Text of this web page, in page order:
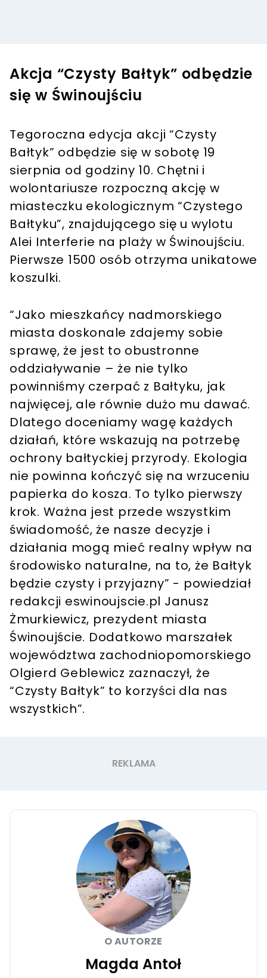
Akcja “Czysty Bałtyk” odbędzie
się w Świnoujściu
Tegoroczna edycja akcji “Czysty
Bałtyk” odbędzie się w sobotę 19
sierpnia od godziny 10. Chętni i
wolontariusze rozpoczną akcję w
miasteczku ekologicznym “Czystego
Bałtyku”, znajdującego się u wylotu
Alei Interferie na plaży w Świnoujściu.
Pierwsze 1500 osób otrzyma unikatowe
koszulki.
“Jako mieszkańcy nadmorskiego
miasta doskonale zdajemy sobie
sprawę, że jest to obustronne
oddziaływanie – że nie tylko
powinniśmy czerpać z Bałtyku, jak
najwięcej, ale równie dużo mu dawać.
Dlatego doceniamy wagę każdych
działań, które wskazują na potrzebę
ochrony bałtyckiej przyrody. Ekologia
nie powinna kończyć się na wrzuceniu
papierka do kosza. To tylko pierwszy
krok. Ważna jest przede wszystkim
świadomość, że nasze decyzje i
działania mogą mieć realny wpływ na
środowisko naturalne, na to, że Bałtyk
będzie czysty i przyjazny” - powiedział
redakcji eswinoujscie.pl Janusz
Żmurkiewicz, prezydent miasta
Świnoujście. Dodatkowo marszałek
województwa zachodniopomorskiego
Olgierd Geblewicz zaznaczył, że
“Czysty Bałtyk” to korzyści dla nas
wszystkich”.
O AUTORZE
Magda Antoł